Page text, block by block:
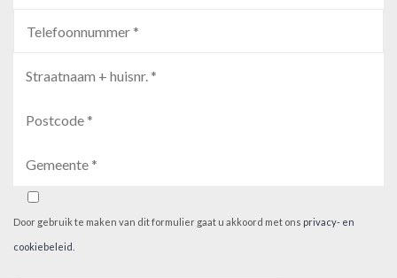
Door gebruik te maken van dit formulier gaat u akkoord met ons privacy- en
cookiebeleid